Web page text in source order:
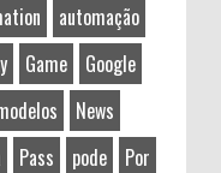
automação
Game
Google
News
Pass pode
Por